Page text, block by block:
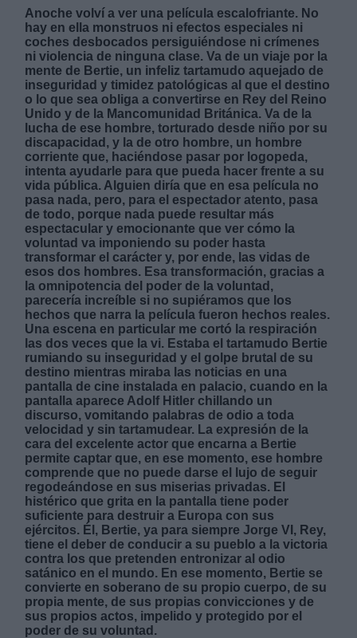
Anoche volví a ver una película escalofriante. No
hay en ella monstruos ni efectos especiales ni
coches desbocados persiguiéndose ni crímenes
ni violencia de ninguna clase. Va de un viaje por la
mente de Bertie, un infeliz tartamudo aquejado de
inseguridad y timidez patológicas al que el destino
o lo que sea obliga a convertirse en Rey del Reino
Unido y de la Mancomunidad Británica. Va de la
lucha de ese hombre, torturado desde niño por su
discapacidad, y la de otro hombre, un hombre
corriente que, haciéndose pasar por logopeda,
intenta ayudarle para que pueda hacer frente a su
vida pública. Alguien diría que en esa película no
pasa nada, pero, para el espectador atento, pasa
de todo, porque nada puede resultar más
espectacular y emocionante que ver cómo la
voluntad va imponiendo su poder hasta
transformar el carácter y, por ende, las vidas de
esos dos hombres. Esa transformación, gracias a
la omnipotencia del poder de la voluntad,
parecería increíble si no supiéramos que los
hechos que narra la película fueron hechos reales.
Una escena en particular me cortó la respiración
las dos veces que la vi. Estaba el tartamudo Bertie
rumiando su inseguridad y el golpe brutal de su
destino mientras miraba las noticias en una
pantalla de cine instalada en palacio, cuando en la
pantalla aparece Adolf Hitler chillando un
discurso, vomitando palabras de odio a toda
velocidad y sin tartamudear. La expresión de la
cara del excelente actor que encarna a Bertie
permite captar que, en ese momento, ese hombre
comprende que no puede darse el lujo de seguir
regodeándose en sus miserias privadas. El
histérico que grita en la pantalla tiene poder
suficiente para destruir a Europa con sus
ejércitos. Él, Bertie, ya para siempre Jorge VI, Rey,
tiene el deber de conducir a su pueblo a la victoria
contra los que pretenden entronizar al odio
satánico en el mundo. En ese momento, Bertie se
convierte en soberano de su propio cuerpo, de su
propia mente, de sus propias convicciones y de
sus propios actos, impelido y protegido por el
poder de su voluntad.
Legitimación:
Destinatarios:
Derechos:
link
Información adicional
link